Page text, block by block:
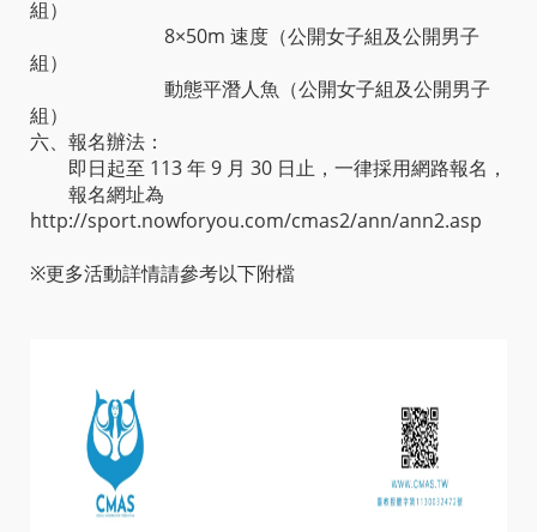
組）
8×50m 速度（公開女子組及公開男子
組）
動態平潛人魚（公開女子組及公開男子
組）
六、報名辦法：
即日起至 113 年 9 月 30 日止，一律採用網路報名，
報名網址為
http://sport.nowforyou.com/cmas2/ann/ann2.asp
※更多活動詳情請參考以下附檔